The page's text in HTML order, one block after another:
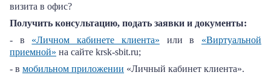
визита в офис?
Получить консультацию, подать заявки и документы:
- в «Личном кабинете клиента» или в «Виртуальной
приемной» на сайте krsk-sbit.ru;
- в мобильном приложении «Личный кабинет клиента».